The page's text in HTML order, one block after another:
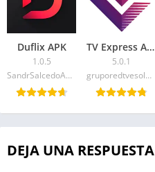
Duflix APK
1.0.5
SandrSalcedoApps
TV Express APK
5.0.1
gruporedtvesolucoes
DEJA UNA RESPUESTA